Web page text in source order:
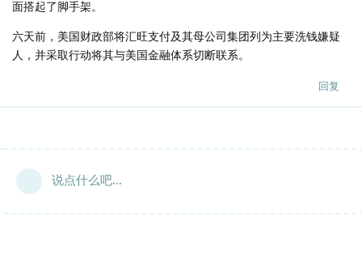
面搭起了脚手架。
六天前，美国财政部将汇旺支付及其母公司集团列为主要洗钱嫌疑
人，并采取行动将其与美国金融体系切断联系。
回复
说点什么吧...